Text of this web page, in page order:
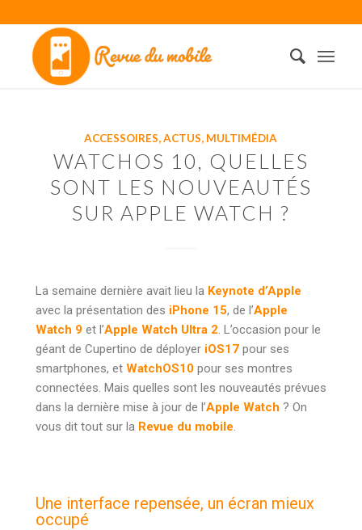
ACCESSOIRES,ACTUS, MULTIMÉDIA
WATCHOS 10, QUELLES
SONT LES NOUVEAUTÉS
SUR APPLE WATCH ?
La semaine dernière avait lieu la Keynote d’Apple
avec la présentation des iPhone 15, de l’Apple
Watch 9et l’Apple Watch Ultra 2. L’occasion pour le
géant de Cupertino de déployer iOS17pour ses
smartphones, et WatchOS10pour ses montres
connectées. Mais quelles sont les nouveautés prévues
dans la dernière mise à jour de l’Apple Watch ? On
vous dit tout sur la Revue du mobile.
Une interface repensée, un écran mieux
occupé